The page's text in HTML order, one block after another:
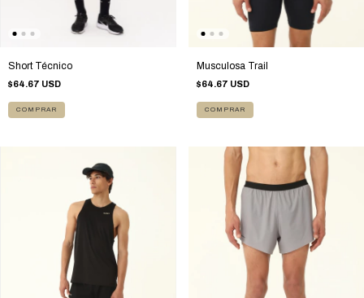
Short Técnico
$64.67 USD
COMPRAR
Musculosa Trail
$64.67 USD
COMPRAR